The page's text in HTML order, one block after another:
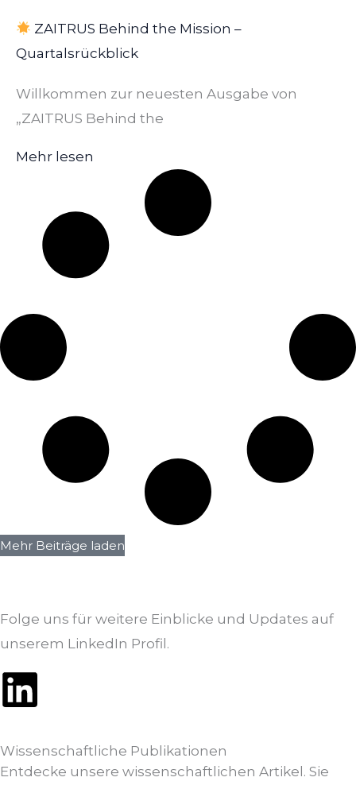
ZAITRUS Behind the Mission –
Quartalsrückblick
Willkommen zur neuesten Ausgabe von
„ZAITRUS Behind the
Mehr lesen
Mehr Beiträge laden
Folge uns für weitere Einblicke und Updates auf
unserem LinkedIn Profil.
L
n
Wissenschaftliche Publikationen
Entdecke unsere wissenschaftlichen Artikel. Sie